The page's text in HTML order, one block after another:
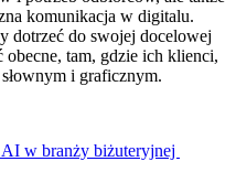
komunikacja w digitalu.
dotrzeć do swojej docelowej
tam, gdzie ich klienci,
i graficznym.
w branży biżuteryjnej